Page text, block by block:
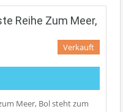
Reihe Zum Meer,
Verkauft
Meer, Bol steht zum